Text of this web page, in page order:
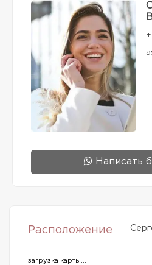
Написать
Расположение
загрузка карты...